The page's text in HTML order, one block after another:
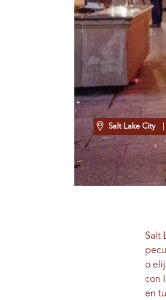
Salt Lake City |
Salt
o
con
en